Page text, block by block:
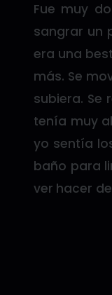
Fue muy
sangrar un
era una
más. Se
subiera. Se
tenía muy
yo sentía
baño para
ver hacer